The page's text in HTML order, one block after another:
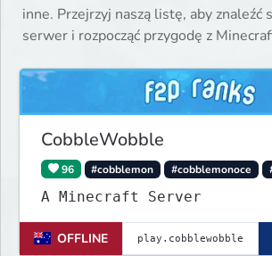
inne. Przejrzyj naszą listę, aby znaleźć
serwer i rozpocząć przygodę z
CobbleWobble
96 #cobblemon #cobblemonoce
A Minecraft Server
OFFLINE